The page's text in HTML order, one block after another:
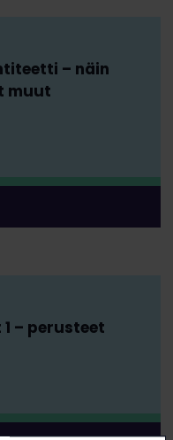
– näin
muut
– perusteet